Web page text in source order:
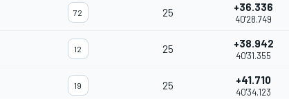
72 25 +36.336
40'28.749
12 25 +38.942
40'31.355
19 25 +41.710
40'34.123